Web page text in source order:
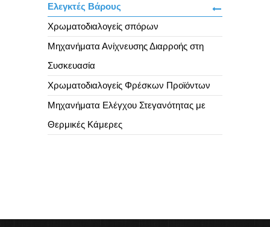
Ελεγκτές Βάρους
Χρωματοδιαλογείς σπόρων
Μηχανήματα Ανίχνευσης Διαρροής στη
Συσκευασία
Χρωματοδιαλογείς Φρέσκων Προϊόντων
Μηχανήματα Ελέγχου Στεγανότητας με
Θερμικές Κάμερες